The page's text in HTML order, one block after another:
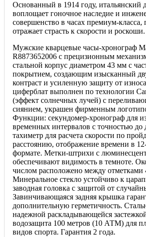
Основанный в 1914 году, итальянский
воплощает гоночное наследие и
совершенство в часах премиум-класса,
отражает страсть к скорости и роскоши.
Мужские кварцевые часы-хронограф
R8873652006 с прецизионным
стальной корпус диаметром 43 мм с
покрытием, создающим изысканный
контраст и усиленную защиту от
циферблат выполнен по технологии
(эффект солнечных лучей) с
сиянием, украшен фирменным
Функции: секундомер-хронограф для
временных интервалов с точностью до
тахиметр для расчета скорости по
расстоянию, отображение времени в
формате. Метки-штрихи с
обеспечивают видимость в темноте.
числом расположено между отметками
Минеральное стекло устойчиво к
заводная головка с защитой от
Завинчивающаяся задняя крышка
дополнительную герметичность.
надежной раскладывающейся
водозащита 100 метров (10 АТМ) для
видов спорта. Гарантия 2 года.